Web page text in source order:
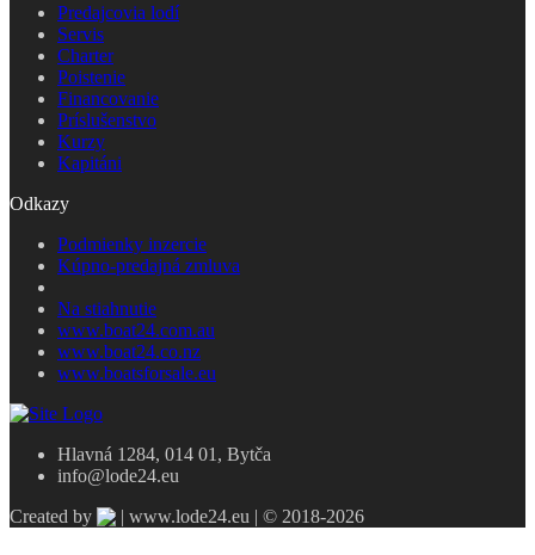
Predajcovia lodí
Servis
Charter
Poistenie
Financovanie
Príslušenstvo
Kurzy
Kapitáni
Odkazy
Podmienky inzercie
Kúpno-predajná zmluva
Na stiahnutie
www.boat24.com.au
www.boat24.co.nz
www.boatsforsale.eu
Hlavná 1284, 014 01, Bytča
info@lode24.eu
Created by
| www.lode24.eu | © 2018-2026